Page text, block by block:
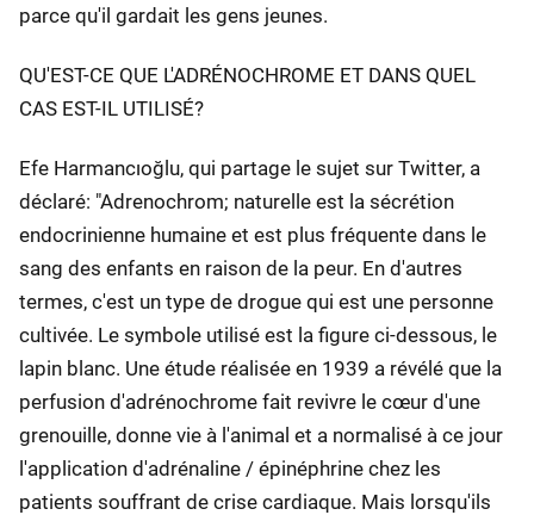
parce qu'il gardait les gens jeunes.
QU'EST-CE QUE L'ADRÉNOCHROME ET DANS QUEL
CAS EST-IL UTILISÉ?
Efe Harmancıoğlu, qui partage le sujet sur Twitter, a
déclaré: "Adrenochrom; naturelle est la sécrétion
endocrinienne humaine et est plus fréquente dans le
sang des enfants en raison de la peur. En d'autres
termes, c'est un type de drogue qui est une personne
cultivée. Le symbole utilisé est la figure ci-dessous, le
lapin blanc. Une étude réalisée en 1939 a révélé que la
perfusion d'adrénochrome fait revivre le cœur d'une
grenouille, donne vie à l'animal et a normalisé à ce jour
l'application d'adrénaline / épinéphrine chez les
patients souffrant de crise cardiaque. Mais lorsqu'ils